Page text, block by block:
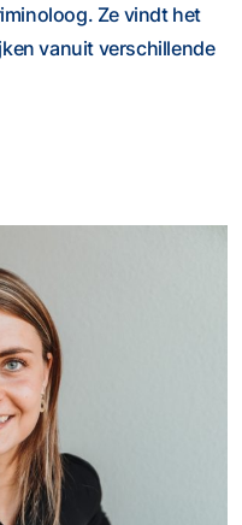
Ze vindt het
vanuit verschillende